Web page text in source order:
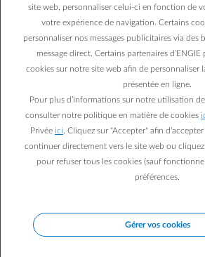
Chauffe-eau
Chauffez votre eau sanitaire de
d'économies ? Avec la chaudière à
Demander un devis
site web, personnaliser celui-ci en fonction de
votre expérience de navigation. Certains
personnaliser nos messages publicitaires via des
message direct. Certains partenaires
cookies sur notre site web afin de personnaliser
présentée en ligne.
Pour plus d’informations sur notre utilisation
consulter notre politique en matière de cookies
Privée ici . Cliquez sur "Accepter" afin
continuer directement vers le site web ou
pour refuser tous les cookies (sauf
préférences.
Gérer vos cookies